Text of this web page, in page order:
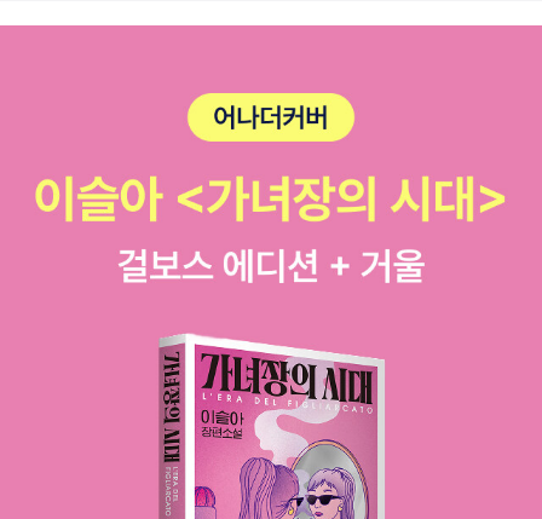
자세히 알아보고, 이를 파이썬, R, 줄리아, 스파크, 머하웃 등을
베이지언 머신 러닝에 대해 다룬다. 또한 통계학에 관한 핵심 개
념을 주요 용어들을 바탕으로 자세히 알아본다. 베이즈 정리에 대
제를 통해 알아본다. 10장, '회귀 기반 학습'에서는 회귀 분석에
리아, 스파크 등을 이용해 선형 회귀와 로지스틱 회귀 모델을 어
통계학 관련 지식도 함께 알아본다. 실제 사례에 적용하는지 예제
를 이용해 회귀 모델을 깊이 있게 다룬다. 11장, '딥러닝'에서는 신
경 전달 조직인 뉴런에 대해 알아보고, 이를 이용해 어떻게 인공
뉴런을 함수와 연결 지을 수 있는지 설명한다. 신경망의 핵심 개
념을 학습하고, 이를 바탕으로 다중 계층화 구조가 어떻게 동작하